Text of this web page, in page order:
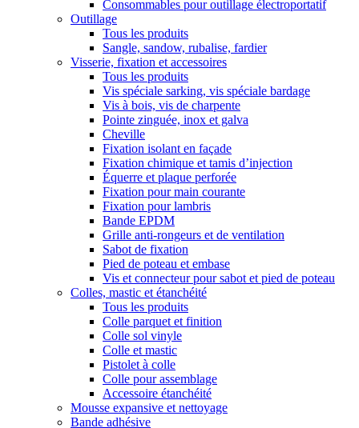
Consommables pour outillage électroportatif
Outillage
Tous les produits
Sangle, sandow, rubalise, fardier
Visserie, fixation et accessoires
Tous les produits
Vis spéciale sarking, vis spéciale bardage
Vis à bois, vis de charpente
Pointe zinguée, inox et galva
Cheville
Fixation isolant en façade
Fixation chimique et tamis d’injection
Équerre et plaque perforée
Fixation pour main courante
Fixation pour lambris
Bande EPDM
Grille anti-rongeurs et de ventilation
Sabot de fixation
Pied de poteau et embase
Vis et connecteur pour sabot et pied de poteau
Colles, mastic et étanchéité
Tous les produits
Colle parquet et finition
Colle sol vinyle
Colle et mastic
Pistolet à colle
Colle pour assemblage
Accessoire étanchéité
Mousse expansive et nettoyage
Bande adhésive